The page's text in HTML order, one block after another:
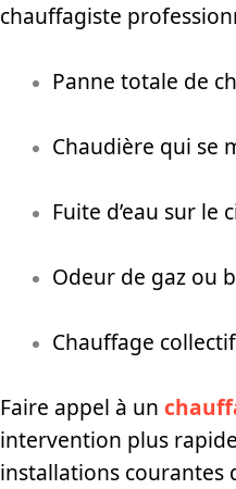
chauffagiste
Panne totale de
Chaudière qui se
Fuite d’eau sur le
Odeur de gaz ou
Chauffage
Faire appel à un
intervention plus
installations courantes